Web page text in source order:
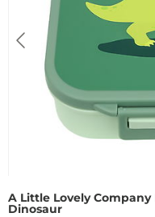
A Little Lovely
Dinosaur